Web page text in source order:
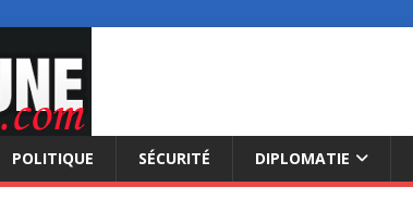
POLITIQUE SÉCURITÉ DIPLOMATIE